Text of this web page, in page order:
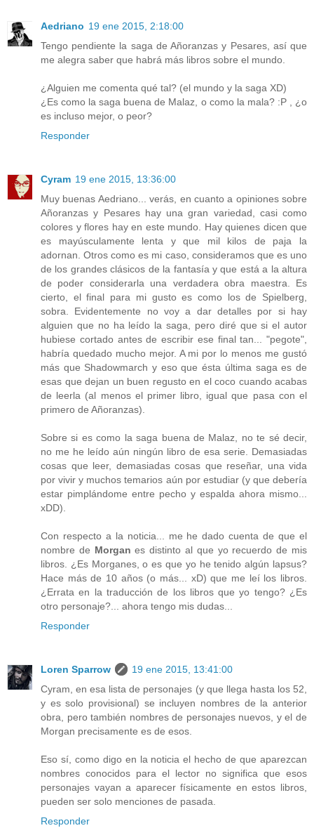
Aedriano 19 ene 2015, 2:18:00
Tengo pendiente la saga de Añoranzas y Pesares, así que
me alegra saber que habrá más libros sobre el mundo.
¿Alguien me comenta qué tal? (el mundo y la saga XD)
¿Es como la saga buena de Malaz, o como la mala? :P , ¿o
es incluso mejor, o peor?
Responder
Cyram 19 ene 2015, 13:36:00
Muy buenas Aedriano... verás, en cuanto a opiniones sobre
Añoranzas y Pesares hay una gran variedad, casi como
colores y flores hay en este mundo. Hay quienes dicen que
es mayúsculamente lenta y que mil kilos de paja la
adornan. Otros como es mi caso, consideramos que es uno
de los grandes clásicos de la fantasía y que está a la altura
de poder considerarla una verdadera obra maestra. Es
cierto, el final para mi gusto es como los de Spielberg,
sobra. Evidentemente no voy a dar detalles por si hay
alguien que no ha leído la saga, pero diré que si el autor
hubiese cortado antes de escribir ese final tan... "pegote",
habría quedado mucho mejor. A mi por lo menos me gustó
más que Shadowmarch y eso que ésta última saga es de
esas que dejan un buen regusto en el coco cuando acabas
de leerla (al menos el primer libro, igual que pasa con el
primero de Añoranzas).
Sobre si es como la saga buena de Malaz, no te sé decir,
no me he leído aún ningún libro de esa serie. Demasiadas
cosas que leer, demasiadas cosas que reseñar, una vida
por vivir y muchos temarios aún por estudiar (y que debería
estar pimplándome entre pecho y espalda ahora mismo...
xDD).
Con respecto a la noticia... me he dado cuenta de que el
nombre de Morgan es distinto al que yo recuerdo de mis
libros. ¿Es Morganes, o es que yo he tenido algún lapsus?
Hace más de 10 años (o más... xD) que me leí los libros.
¿Errata en la traducción de los libros que yo tengo? ¿Es
otro personaje?... ahora tengo mis dudas...
Responder
Loren Sparrow
19 ene 2015, 13:41:00
Cyram, en esa lista de personajes (y que llega hasta los 52,
y es solo provisional) se incluyen nombres de la anterior
obra, pero también nombres de personajes nuevos, y el de
Morgan precisamente es de esos.
Eso sí, como digo en la noticia el hecho de que aparezcan
nombres conocidos para el lector no significa que esos
personajes vayan a aparecer físicamente en estos libros,
pueden ser solo menciones de pasada.
Responder